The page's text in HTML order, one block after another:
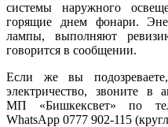
системы наружного
горящие днем фонари.
лампы, выполняют
говорится в сообщении.
Если же вы
электричество, звоните в
МП «Бишкексвет» по
WhatsApp 0777 902-115